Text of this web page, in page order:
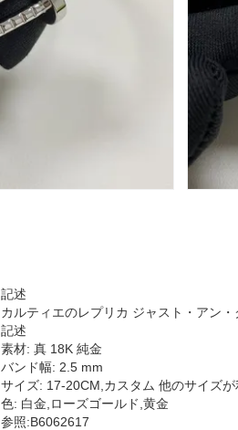
記述
カルティエのレプリカ ジャスト・アン
記述
素材: 真 18K 純金
バンド幅: 2.5 mm
サイズ: 17-20CM,カスタム 他のサイズ
色: 白金,ローズゴールド,黄金
参照:B6062617